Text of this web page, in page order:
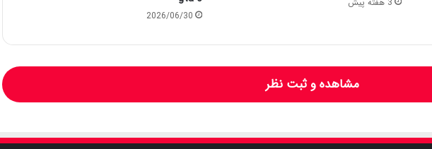
2026/06/30
مشاهده و ثبت نظر